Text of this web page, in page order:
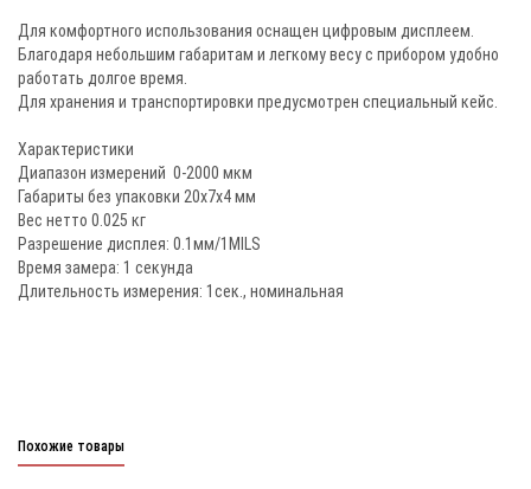
Для комфортного использования оснащен цифровым дисплеем.
Благодаря небольшим габаритам и легкому весу с прибором удобно
работать долгое время.
Для хранения и транспортировки предусмотрен специальный кейс.
Характеристики
Диапазон измерений 0-2000 мкм
Габариты без упаковки 20х7х4 мм
Вес нетто 0.025 кг
Разрешение дисплея: 0.1мм/1MILS
Время замера: 1 секунда
Длительность измерения: 1сек., номинальная
Похожие товары